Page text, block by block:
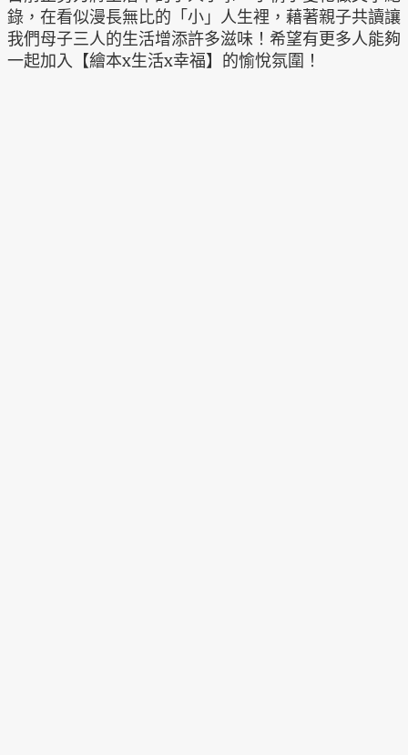
錄，在看似漫長無比的「小」人生裡，藉著親子共讀讓
我們母子三人的生活增添許多滋味！希望有更多人能夠
一起加入【繪本x生活x幸福】的愉悅氛圍！